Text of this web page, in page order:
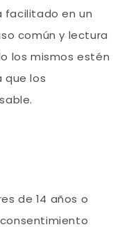
facilitado en un
común y lectura
los mismos estén
que los
de 14 años o